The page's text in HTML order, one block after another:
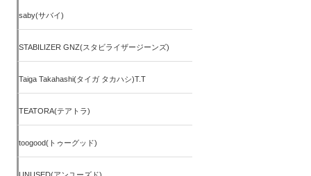
saby(サバイ)
STABILIZER GNZ(スタビライザージーンズ)
Taiga Takahashi(タイガ タカハシ)T.T
TEATORA(テアトラ)
toogood(トゥーグッド)